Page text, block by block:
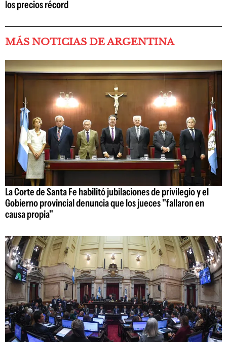
los precios récord
MÁS NOTICIAS DE ARGENTINA
La Corte de Santa Fe habilitó jubilaciones de privilegio y el
Gobierno provincial denuncia que los jueces "fallaron en
causa propia"